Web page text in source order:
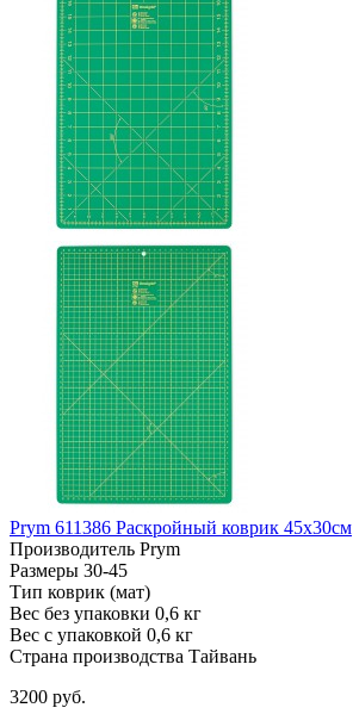
Prym 611386 Раскройный коврик 45х30см
Производитель Prym
Размеры 30-45
Тип коврик (мат)
Вес без упаковки 0,6 кг
Вес с упаковкой 0,6 кг
Страна производства Тайвань
3200 руб.